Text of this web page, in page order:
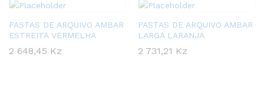
PASTAS DE ARQUIVO AMBAR
ESTREITA VERMELHA
2 648,45 Kz
PASTAS DE ARQUIVO AMBAR
LARGA LARANJA
2 731,21 Kz